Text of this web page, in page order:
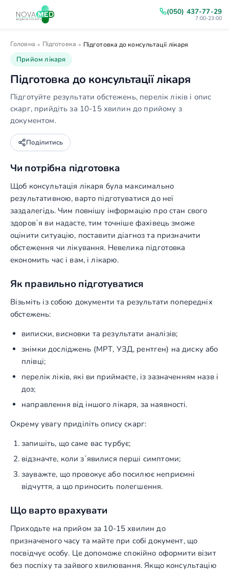
(050) 437-77-29
7:00-23:00
Головна » Підготовка » Підготовка до консультації лікаря
Прийом лікаря
Підготовка до консультації лікаря
Підготуйте результати обстежень, перелік ліків і опис
скарг, прийдіть за 10-15 хвилин до прийому з
документом.
Поділитись
Чи потрібна підготовка
Щоб консультація лікаря була максимально
результативною, варто підготуватися до неї
заздалегідь. Чим повнішу інформацію про стан свого
здоровʼя ви надасте, тим точніше фахівець зможе
оцінити ситуацію, поставити діагноз та призначити
обстеження чи лікування. Невелика підготовка
економить час і вам, і лікарю.
Як правильно підготуватися
Візьміть із собою документи та результати попередніх
обстежень:
виписки, висновки та результати аналізів;
знімки досліджень (МРТ, УЗД, рентген) на диску або
плівці;
перелік ліків, які ви приймаєте, із зазначенням назв і
доз;
направлення від іншого лікаря, за наявності.
Окрему увагу приділіть опису скарг:
запишіть, що саме вас турбує;
відзначте, коли зʼявилися перші симптоми;
зауважте, що провокує або посилює неприємні
відчуття, а що приносить полегшення.
Що варто врахувати
Приходьте на прийом за 10-15 хвилин до
призначеного часу та майте при собі документ, що
посвідчує особу. Це допоможе спокійно оформити візит
без поспіху та зайвого хвилювання. Якщо консультацію